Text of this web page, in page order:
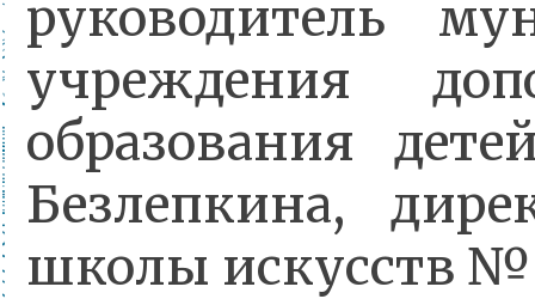
руководитель
учреждения
образования
Безлепкина,
школы искусств